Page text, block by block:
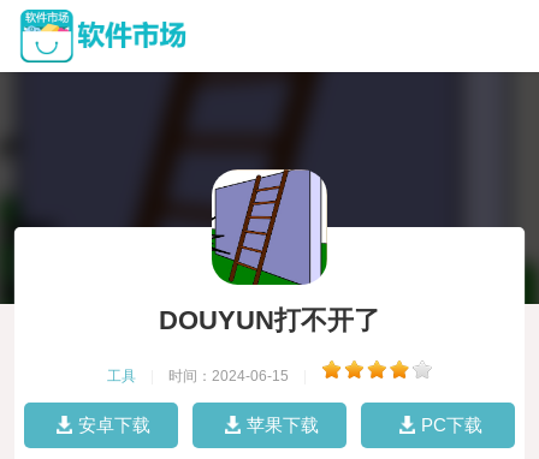
DOUYUN打不开了
工具 时间：2024-06-15
安卓下载 苹果下载 PC下载